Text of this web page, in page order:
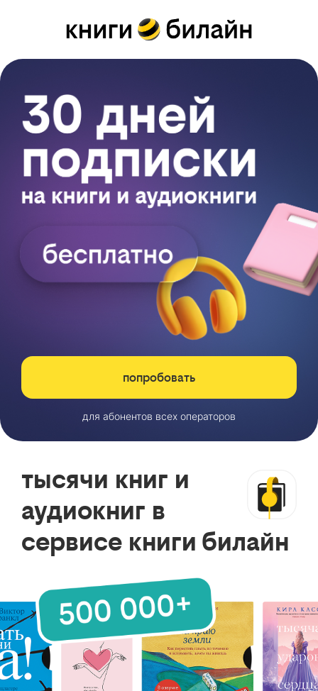
попробовать
для абонентов всех операторов
тысячи книг и
аудиокниг в
сервисе книги билайн